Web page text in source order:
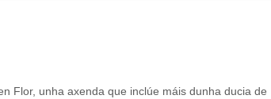
Flor, unha axenda que inclúe máis dunha ducia de